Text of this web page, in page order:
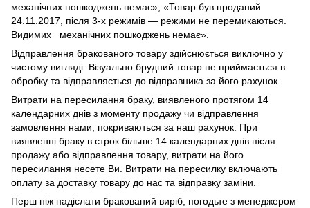
механічних пошкоджень немає», «Товар був проданий
24.11.2017, після 3-х режимів — режими не перемикаються.
Видимих механічних пошкоджень немає».
Відправлення бракованого товару здійснюється виключно у
чистому вигляді. Візуально брудний товар не приймається в
обробку та відправляється до відправника за його рахунок.
Витрати на пересилання браку, виявленого протягом 14
календарних днів з моменту продажу чи відправлення
замовлення нами, покриваються за наш рахунок. При
виявленні браку в строк більше 14 календарних днів після
продажу або відправлення товару, витрати на його
пересилання несете Ви. Витрати на пересилку включають
оплату за доставку товару до нас та відправку заміни.
Перш ніж надіслати бракований виріб, погодьте з менеджером